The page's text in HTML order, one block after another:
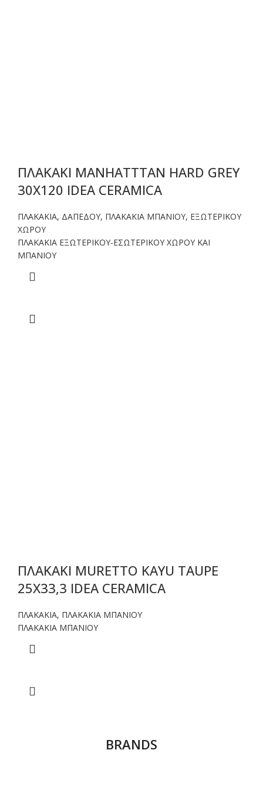
ΠΛΑΚΑΚΙ MANHATTTAN HARD GREY
30X120 IDEA CERAMICA
ΠΛΑΚΑΚΙΑ, ΔΑΠΕΔΟΥ, ΠΛΑΚΑΚΙΑ ΜΠΑΝΙΟΥ, ΕΞΩΤΕΡΙΚΟΥ
ΧΩΡΟΥ
ΠΛΑΚΑΚΙΑ ΕΞΩΤΕΡΙΚΟΥ-ΕΣΩΤΕΡΙΚΟΥ ΧΩΡΟΥ ΚΑΙ
ΜΠΑΝΙΟΥ
ΠΛΑΚΑΚΙ MURETTO KAYU TAUPE
25X33,3 IDEA CERAMICA
ΠΛΑΚΑΚΙΑ, ΠΛΑΚΑΚΙΑ ΜΠΑΝΙΟΥ
ΠΛΑΚΑΚΙΑ ΜΠΑΝΙΟΥ
BRANDS